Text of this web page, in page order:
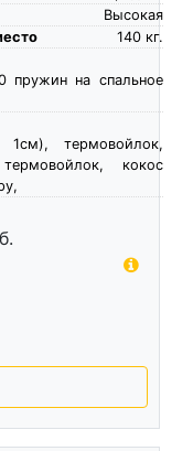
Высокая
кг.
140
пружин на спальное
1см), термовойлок,
кокос